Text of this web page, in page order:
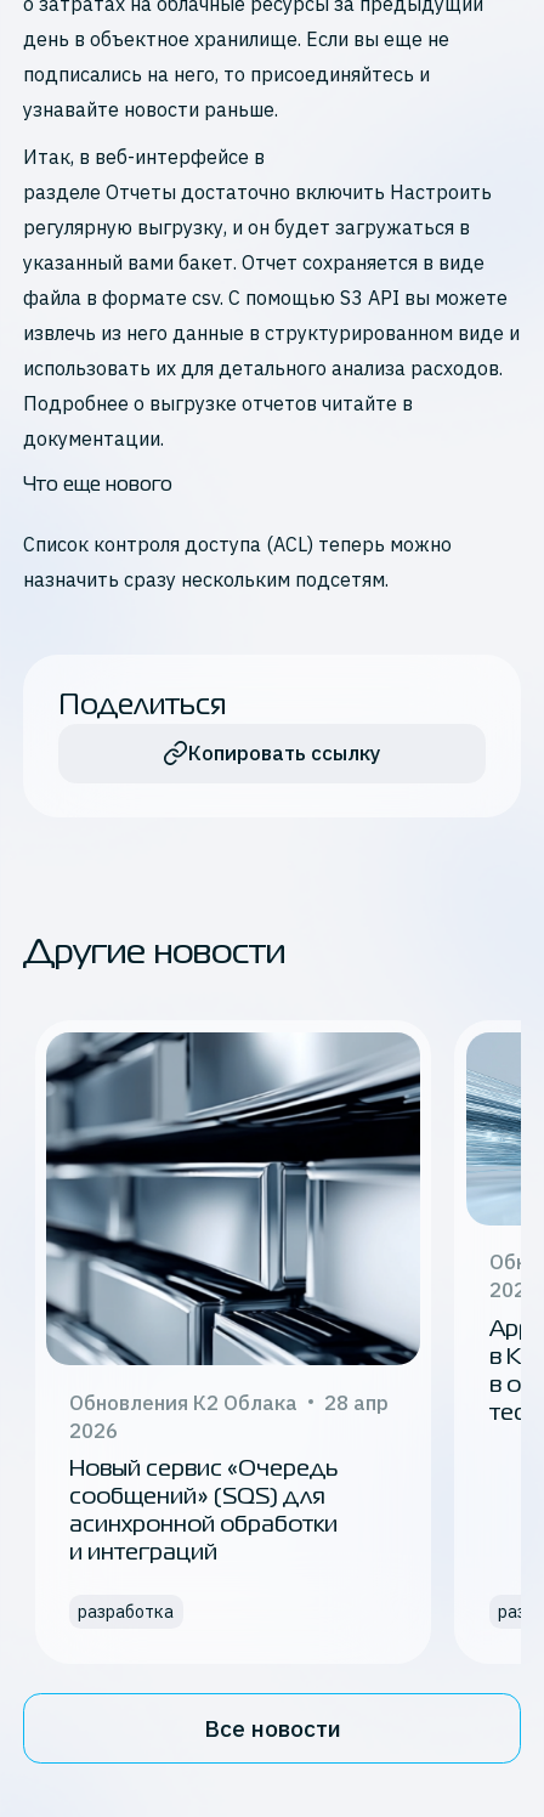
Поделиться
Копировать ссылку
день в объектное хранилище. Если вы еще не
подписались на него, то присоединяйтесь и
узнавайте новости раньше.
Итак, в веб-интерфейсе в
разделе Отчеты достаточно включить Настроить
регулярную выгрузку, и он будет загружаться в
указанный вами бакет. Отчет сохраняется в виде
файла в формате csv. С помощью S3 API вы можете
извлечь из него данные в структурированном виде и
использовать их для детального анализа расходов.
Подробнее о выгрузке отчетов читайте в
документации.
Что еще нового
Список контроля доступа (ACL) теперь можно
назначить сразу нескольким подсетям.
Другие новости
Обновления К2 Облака
28 апр
2026
Новый сервис «Очередь
сообщений» (SQS) для
асинхронной обработки
и интеграций
разработка
2026
в К2
в
Все новости